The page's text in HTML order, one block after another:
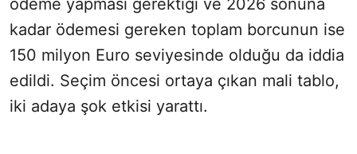
ödeme yapması gerektiği ve 2026 sonuna
kadar ödemesi gereken toplam borcunun ise
150 milyon Euro seviyesinde olduğu da iddia
edildi. Seçim öncesi ortaya çıkan mali tablo,
iki adaya şok etkisi yarattı.